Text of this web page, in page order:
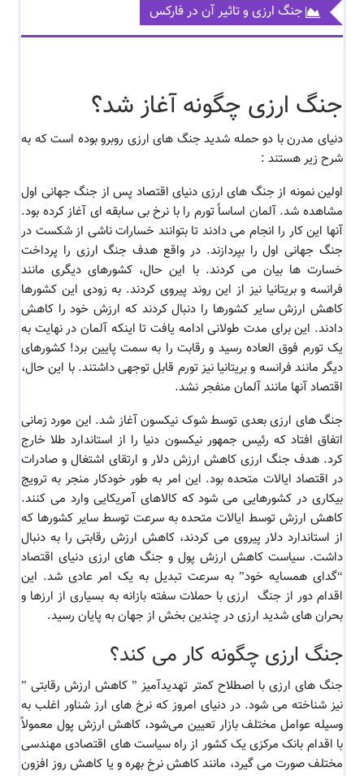
جنگ ارزی و تاثیر آن در فارکس
جنگ ارزی چگونه آغاز شد؟
دنیای مدرن با دو حمله شدید جنگ های ارزی روبرو بوده است که به
شرح زیر هستند :
اولین نمونه از جنگ های ارزی دنیای اقتصاد پس از جنگ جهانی اول
مشاهده شد. آلمان اساساً تورم را با نرخ بی سابقه ای آغاز کرده بود.
آنها این کار را انجام می دادند تا بتوانند خسارات ناشی از شکست در
جنگ جهانی اول را بپردازند. در واقع هدف جنگ ارزی را پرداخت
خسارت ها بیان می کردند. با این حال، کشورهای دیگری مانند
فرانسه و بریتانیا نیز از این روند پیروی کردند. به زودی این کشورها
کاهش ارزش سایر کشورها را دنبال کردند که ارزش خود را کاهش
دادند. این برای مدت طولانی ادامه یافت تا اینکه آلمان در نهایت به
یک تورم فوق العاده رسید و رقابت را به سمت پایین برد! کشورهای
دیگر مانند فرانسه و بریتانیا نیز تورم قابل توجهی داشتند. با این حال،
اقتصاد آنها مانند آلمان منفجر نشد.
جنگ های ارزی بعدی توسط شوک نیکسون آغاز شد. این مورد زمانی
اتفاق افتاد که رئیس جمهور نیکسون دنیا را از استاندارد طلا خارج
کرد. هدف جنگ ارزی کاهش ارزش دلار و ارتقای اشتغال و صادرات
در اقتصاد ایالات متحده بود. این امر به طور خودکار منجر به ترویج
بیکاری در کشورهایی می شود که کالاهای آمریکایی وارد می کنند.
کاهش ارزش توسط ایالات متحده به سرعت توسط سایر کشورها که
از استاندارد دلار پیروی می کردند، کاهش ارزش رقابتی را به دنبال
داشت. سیاست کاهش ارزش پول و جنگ های ارزی دنیای اقتصاد
“گدای همسایه خود” به سرعت تبدیل به یک امر عادی شد. این
اقدام دور از جنگ ارزی با حملات سفته بازانه به بسیاری از ارزها و
بحران های شدید ارزی در چندین بخش از جهان به پایان رسید.
جنگ ارزی چگونه کار می کند؟
جنگ های ارزی با اصطلاح کمتر تهدیدآمیز ” کاهش ارزش رقابتی ”
نیز شناخته می شود. در دنیای امروز که نرخ‌ های ارز شناور اغلب به
وسیله عوامل مختلف بازار تعیین می‌شود، کاهش ارزش پول معمولاً
با اقدام بانک مرکزی یک کشور از راه سیاست‌ های اقتصادی مهندسی
مختلف صورت می گیرد، مانند کاهش نرخ‌ بهره و یا کاهش روز افزون